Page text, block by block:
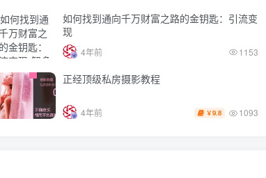
如何找到通向千万财富之路的金钥匙：引流变
现
4年前 1153
正经顶级私房摄影教程
4年前 ￥9.8 1093